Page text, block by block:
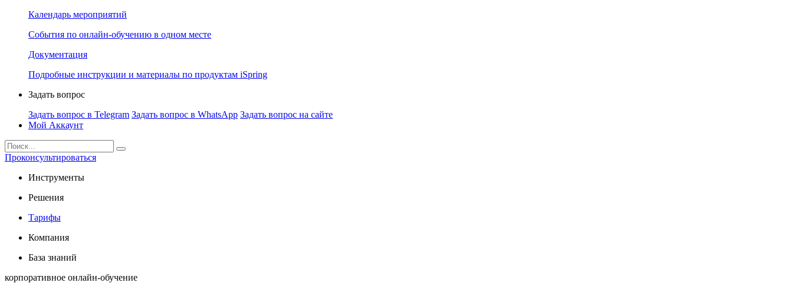
Календарь мероприятий
События по онлайн-обучению в одном месте
Документация
Подробные инструкции и материалы по продуктам iSpring
Задать вопрос
Задать вопрос в Telegram Задать вопрос в WhatsApp Задать вопрос на сайте
Мой Аккаунт
Проконсультироваться
Инструменты
Решения
Тарифы
Компания
База знаний
корпоративное онлайн-обучение